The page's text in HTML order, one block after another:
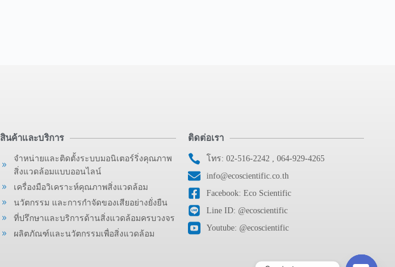
สินค้าและบริการ
จำหน่ายและติดตั้งระบบมอนิเตอร์ริ่งคุณภาพ
สิ่งแวดล้อมแบบออนไลน์
เครื่องมือวิเคราะห์คุณภาพสิ่งแวดล้อม
นวัตกรรม และการกำจัดของเสียอย่างยั่งยืน
ที่ปรึกษาและบริการด้านสิ่งแวดล้อมครบวงจร
ผลิตภัณฑ์และนวัตกรรมเพื่อสิ่งแวดล้อม
ติดต่อเรา
โทร: 02-516-2242 , 064-929-4265
info@ecoscientific.co.th
Facebook: Eco Scientific
Line ID: @ecoscientific
Youtube: @ecoscientific